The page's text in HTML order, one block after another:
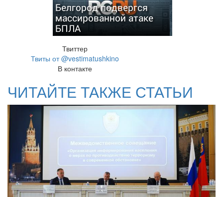
Белгород подвергся
массированной атаке
БПЛА
Твиттер
Твиты от @vestimatushkino
В контакте
ЧИТАЙТЕ ТАКЖЕ СТАТЬИ